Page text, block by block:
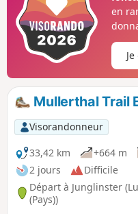
en
Mullerthal Trail
Visorandonneur
33,42 km
+664 m
2 jours
Difficile
Départ à Junglinster
(Pays))